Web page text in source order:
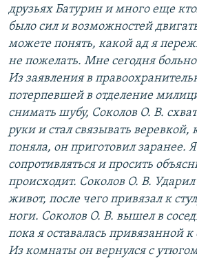
друзьях Батурин и много еще
было сил и возможностей
можете понять, какой ад я
не пожелать. Мне сегодня
Из заявления в
потерпевшей в отделение
снимать шубу, Соколов О. В.
руки и стал связывать веревкой,
поняла, он приготовил заранее. Я
сопротивляться и просить
происходит. Соколов О. В.
живот, после чего привязал к
ноги. Соколов О. В. вышел в
пока я оставалась привязанной
Из комнаты он вернулся с